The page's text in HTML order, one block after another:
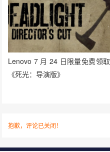
Lenovo 7 月 24 日限量免费领取
《死光：导演版》
抱歉，评论已关闭！